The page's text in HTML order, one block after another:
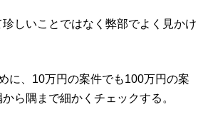
しいことではなく弊部でよく見かけ
に、10万円の案件でも100万円の案
ら隅まで細かくチェックする。